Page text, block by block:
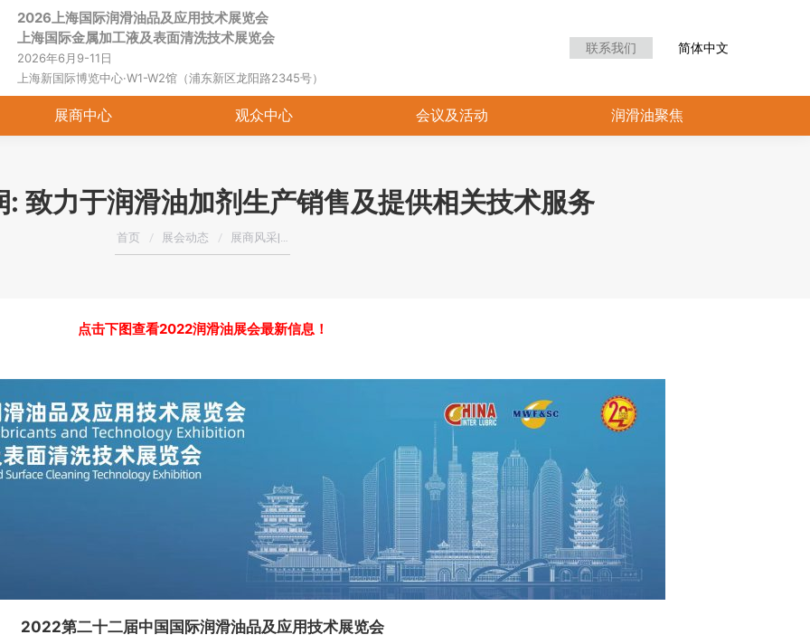
2026上海国际润滑油品及应用技术展览会
上海国际金属加工液及表面清洗技术展览会
2026年6月9-11日
上海新国际博览中心·W1-W2馆（浦东新区龙阳路2345号）
联系我们 简体中文
展商中心 观众中心 会议及活动 润滑油聚焦
致力于润滑油加剂生产销售及提供相关技术服务
您在这里：
首页 展会动态 展商风采|…
点击下图查看2022润滑油展会最新信息！
2022第二十二届中国国际润滑油品及应用技术展览会
首页 关于展会 展商中心